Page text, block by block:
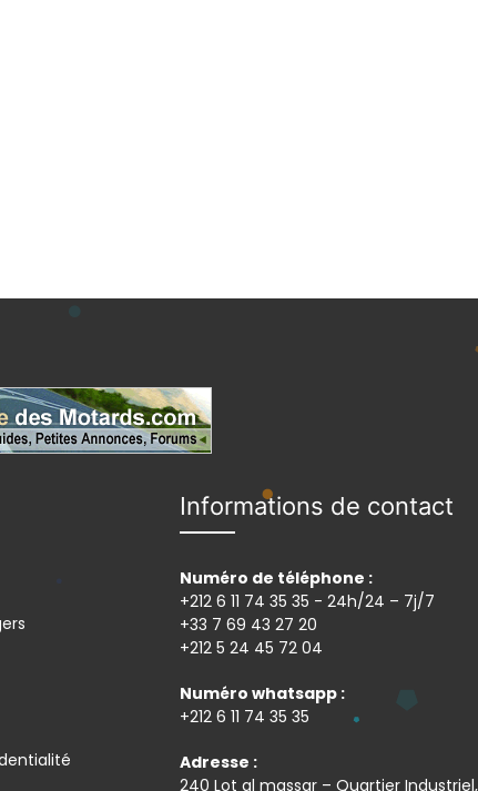
Informations de contact
Numéro de téléphone :
+212 6 11 74 35 35 - 24h/24 – 7j/7
+33 7 69 43 27 20
+212 5 24 45 72 04
Numéro whatsapp :
+212 6 11 74 35 35
Adresse :
240 Lot al massar – Quartier